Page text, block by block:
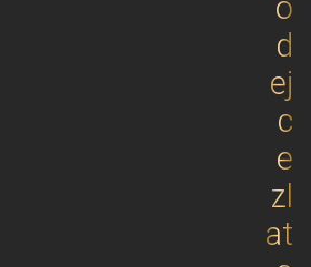
d
ej
c
e
zl
at